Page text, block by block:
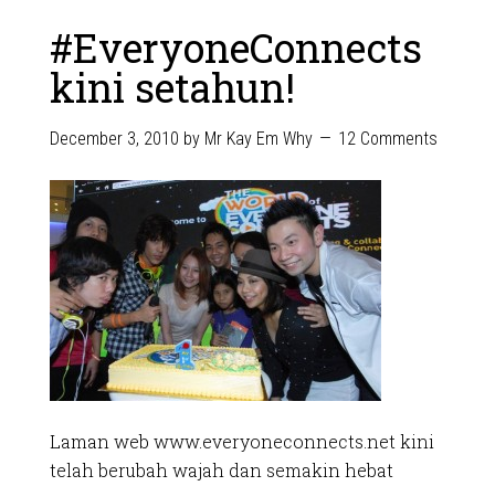
#EveryoneConnects
kini setahun!
December 3, 2010 by Mr Kay Em Why 12 Comments
Laman web www.everyoneconnects.net kini
telah berubah wajah dan semakin hebat